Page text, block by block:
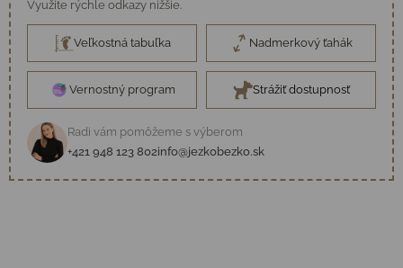
Využite rýchle odkazy nižšie.
Veľkostná tabuľka Nadmerkový ťahák
Vernostný program Strážiť dostupnosť
Radi vám pomôžeme s výberom
+421 948 123 802info@jezkobezko.sk